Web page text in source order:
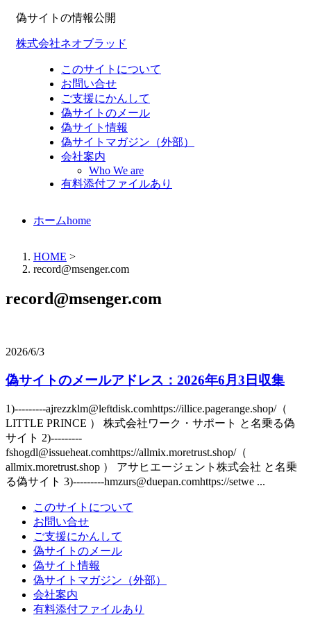
偽サイトの情報公開
株式会社ネオブラッド
このサイトについて
お問い合せ
ご支援にかんして
偽サイトのメール
偽サイト情報
偽サイトマガジン（外部）
会社案内
Who We are
有料添付ファイルあり
ホームhome
HOME >
record@msenger.com
record@msenger.com
2026/6/3
偽サイトのメールアドレス：2026年6月3日収集
1)---------ajrezzklm@leftdisk.comhttps://illice.pagerange.shop/（
LITTLE PRINCE ） 株式会社ワーク・サポート と名乗る偽
サイト 2)---------
fshogdl@issueheat.comhttps://allmix.moretrust.shop/（
allmix.moretrust.shop ） アサヒエージェント株式会社 と名乗
る偽サイト 3)---------hmzurs@duepan.comhttps://setwe ...
このサイトについて
お問い合せ
ご支援にかんして
偽サイトのメール
偽サイト情報
偽サイトマガジン（外部）
会社案内
有料添付ファイルあり